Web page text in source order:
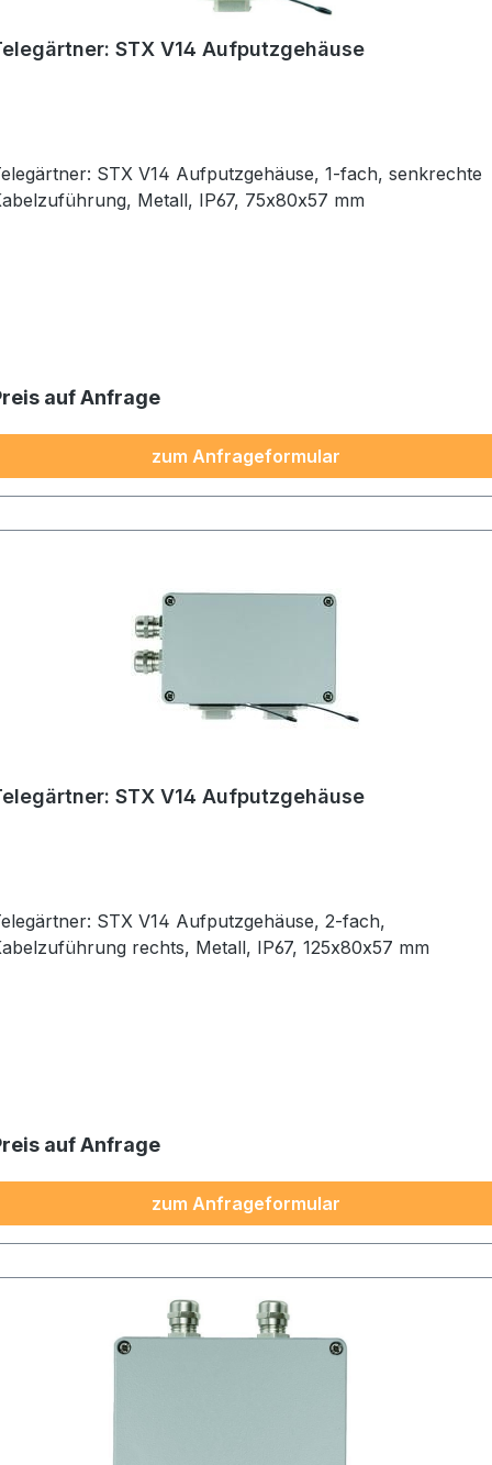
STX V14 Aufputzgehäuse
STX V14 Aufputzgehäuse, 1-fach, senkrechte
Metall, IP67, 75x80x57 mm
auf Anfrage
zum Anfrageformular
STX V14 Aufputzgehäuse
STX V14 Aufputzgehäuse, 2-fach,
rechts, Metall, IP67, 125x80x57 mm
auf Anfrage
zum Anfrageformular